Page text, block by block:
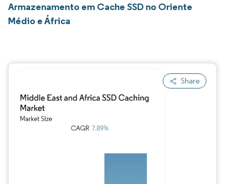
Armazenamento em Cache SSD no Oriente
Médio e África
Share